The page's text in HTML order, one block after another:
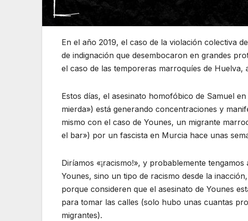
En el año 2019, el caso de la violación colectiva
de indignación que desembocaron en grandes
el caso de las temporeras marroquíes de Huelva,
Estos días, el asesinato homofóbico de Samuel
mierda») está generando concentraciones y
mismo con el caso de Younes, un migrante
el bar») por un fascista en Murcia hace unas
Diríamos «¡racismo!», y probablemente
Younes, sino un tipo de racismo desde la
porque consideren que el asesinato de Younes
para tomar las calles (solo hubo unas cuantas
migrantes).